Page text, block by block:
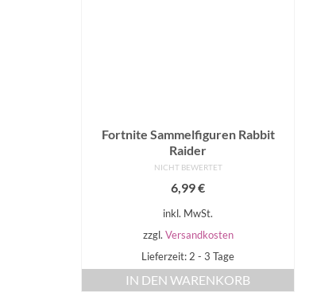
Fortnite Sammelfiguren Rabbit
Raider
NICHT BEWERTET
6,99€
inkl. MwSt.
zzgl. Versandkosten
Lieferzeit: 2 - 3 Tage
IN DEN WARENKORB